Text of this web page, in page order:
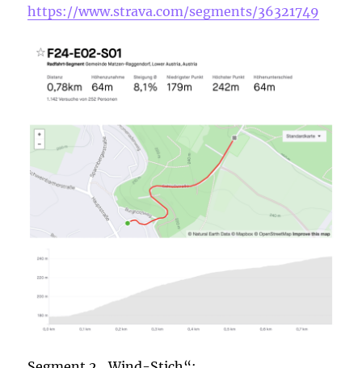
https://www.strava.com/segments/36321749